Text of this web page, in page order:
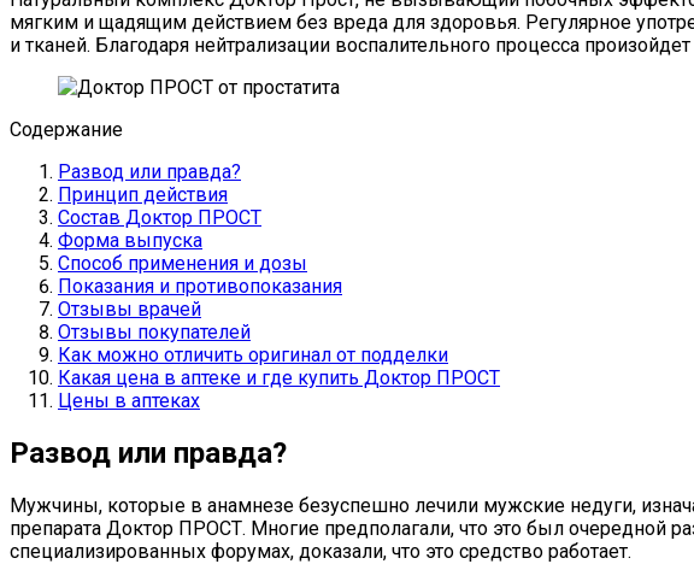
мягким и щадящим действием без вреда для здоровья. Регулярное
и тканей. Благодаря нейтрализации воспалительного процесса
Содержание
Развод или правда?
Принцип действия
Состав Доктор ПРОСТ
Форма выпуска
Способ применения и дозы
Показания и противопоказания
Отзывы врачей
Отзывы покупателей
Как можно отличить оригинал от подделки
Какая цена в аптеке и где купить Доктор ПРОСТ
Цены в аптеках
Развод или правда?
Мужчины, которые в анамнезе безуспешно лечили мужские недуги,
препарата Доктор ПРОСТ. Многие предполагали, что это был очередной
специализированных форумах, доказали, что это средство работает.